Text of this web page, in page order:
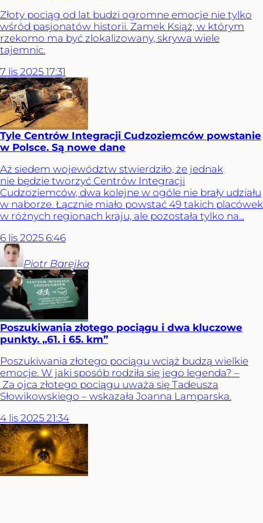
Złoty pociąg od lat budzi ogromne emocje nie tylko
wśród pasjonatów historii. Zamek Książ, w którym
rzekomo ma być zlokalizowany, skrywa wiele
tajemnic.
7 lis 2025 17:31
Tyle Centrów Integracji Cudzoziemców powstanie
w Polsce. Są nowe dane
Aż siedem województw stwierdziło, że jednak
nie będzie tworzyć Centrów Integracji
Cudzoziemców, dwa kolejne w ogóle nie brały udziału
w naborze. Łącznie miało powstać 49 takich placówek
w różnych regionach kraju, ale pozostała tylko na...
6 lis 2025 6:46
Piotr Barejka
Poszukiwania złotego pociągu i dwa kluczowe
punkty. „61. i 65. km”
Poszukiwania złotego pociągu wciąż budzą wielkie
emocje. W jaki sposób rodziła się jego legenda? –
Za ojca złotego pociągu uważa się Tadeusza
Słowikowskiego – wskazała Joanna Lamparska.
4 lis 2025 21:34